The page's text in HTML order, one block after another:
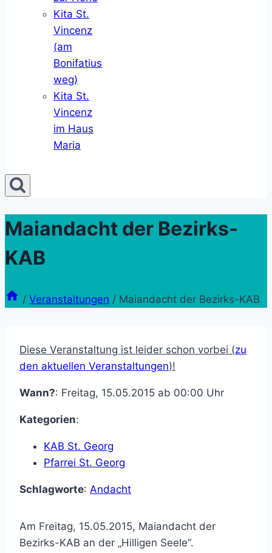
Kita St.
Vincenz
(am
Bonifatius
weg)
Kita St.
Vincenz
im Haus
Maria
Maiandacht der Bezirks-
KAB
/ Veranstaltungen / Maiandacht der Bezirks-KAB
Diese Veranstaltung ist leider schon vorbei (zu
den aktuellen Veranstaltungen)!
Wann?: Freitag, 15.05.2015 ab 00:00 Uhr
Kategorien:
KAB St. Georg
Pfarrei St. Georg
Schlagworte: Andacht
Am Freitag, 15.05.2015, Maiandacht der
Bezirks-KAB an der „Hilligen Seele“.